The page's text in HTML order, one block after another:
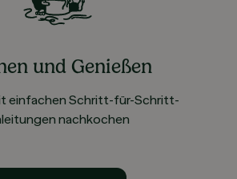
und Genießen
einfachen Schritt-für-Schritt-
nachkochen